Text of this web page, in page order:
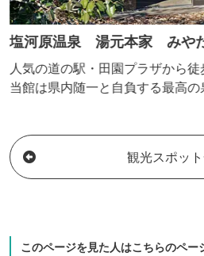
塩河原温泉 湯元本家 みや
人気の道の駅・田園プラザから
当館は県内随一と自負する最高の
クス。
観光スポッ
このページを見た人はこちらのペー